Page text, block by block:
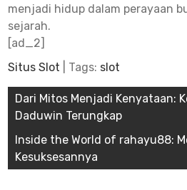
menjadi hidup dalam perayaan
sejarah.
[ad_2]
Situs Slot
| Tags: slot
Post
navigation
Dari Mitos Menjadi Kenyataan:
Daduwin Terungkap
Inside the World of rahayu88:
Kesuksesannya